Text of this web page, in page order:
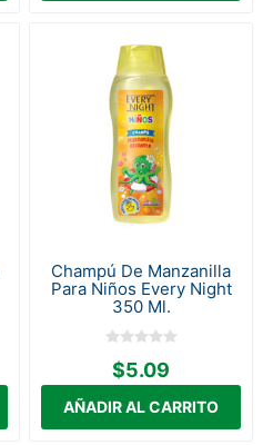
Champú De Manzanilla
Para Niños Every Night
350 Ml.
$5.09